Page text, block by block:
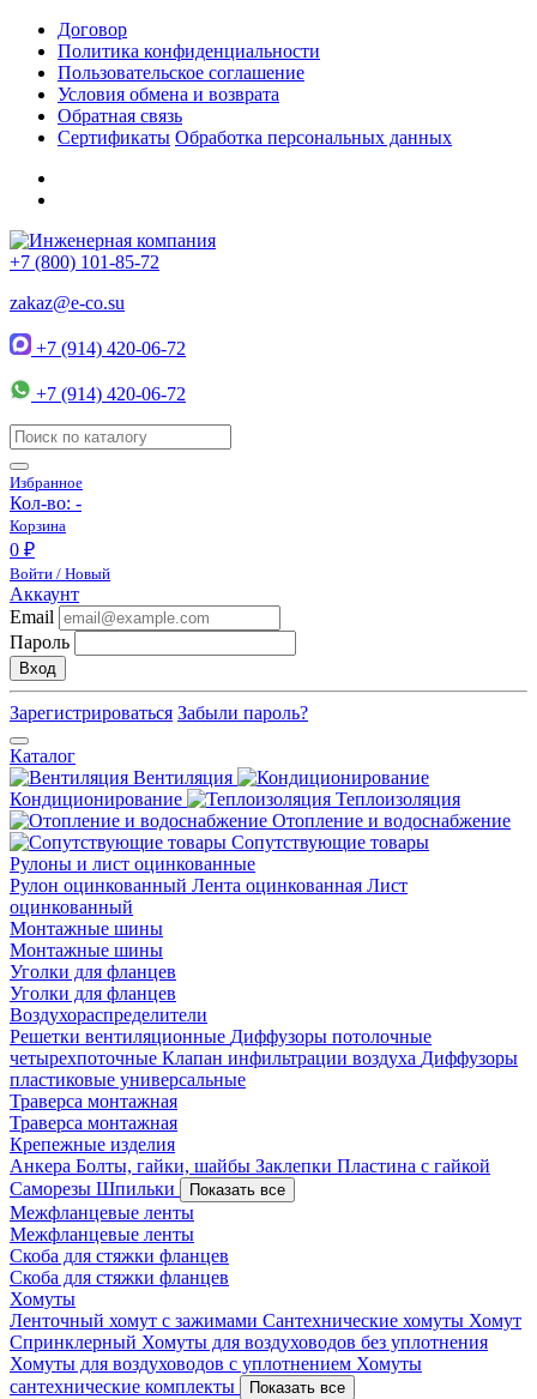
Договор
Политика конфиденциальности
Пользовательское соглашение
Условия обмена и возврата
Обратная связь
Сертификаты Обработка персональных данных
+7 (800) 101-85-72
zakaz@e-co.su
+7 (914) 420-06-72
+7 (914) 420-06-72
Избранное
Кол-во: -
Корзина
0 ₽
Войти / Новый
Аккаунт
Email
Пароль
Вход
Зарегистрироваться Забыли пароль?
Каталог
Вентиляция
Кондиционирование
Теплоизоляция
Отопление и водоснабжение
Сопутствующие товары
Рулоны и лист оцинкованные
Рулон оцинкованный Лента оцинкованная Лист
оцинкованный
Монтажные шины
Монтажные шины
Уголки для фланцев
Уголки для фланцев
Воздухораспределители
Решетки вентиляционные Диффузоры потолочные
четырехпоточные Клапан инфильтрации воздуха Диффузоры
пластиковые универсальные
Траверса монтажная
Траверса монтажная
Крепежные изделия
Анкера Болты, гайки, шайбы Заклепки Пластина с гайкой
Саморезы Шпильки Показать все
Межфланцевые ленты
Межфланцевые ленты
Скоба для стяжки фланцев
Скоба для стяжки фланцев
Хомуты
Ленточный хомут с зажимами Сантехнические хомуты Хомут
Спринклерный Хомуты для воздуховодов без уплотнения
Хомуты для воздуховодов с уплотнением Хомуты
сантехнические комплекты
Показать все